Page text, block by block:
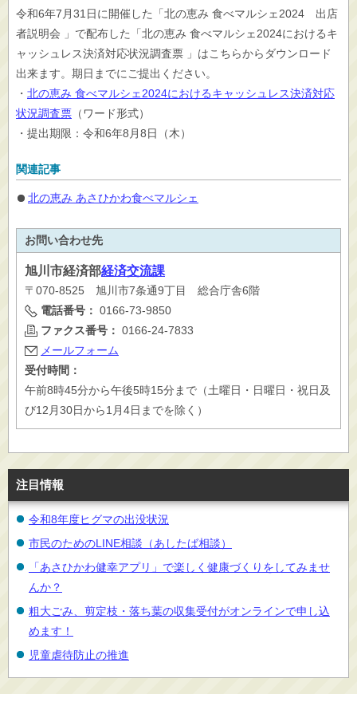
令和6年7月31日に開催した「北の恵み 食べマルシェ2024 出店
者説明会 」で配布した「北の恵み 食べマルシェ2024におけるキ
ャッシュレス決済対応状況調査票 」はこちらからダウンロード
出来ます。期日までにご提出ください。
・ 北の恵み 食べマルシェ2024におけるキャッシュレス決済対応
状況調査票 （ワード形式）
・提出期限：令和6年8月8日（木）
関連記事
北の恵み あさひかわ食べマルシェ
お問い合わせ先
旭川市経済部経済交流課
〒070-8525 旭川市7条通9丁目 総合庁舎6階
電話番号： 0166-73-9850
ファクス番号： 0166-24-7833
メールフォーム
受付時間：
午前8時45分から午後5時15分まで（土曜日・日曜日・祝日及
び12月30日から1月4日までを除く）
注目情報
令和8年度ヒグマの出没状況
市民のためのLINE相談（あしたば相談）
「あさひかわ健幸アプリ」で楽しく健康づくりをしてみませ
んか？
粗大ごみ、剪定枝・落ち葉の収集受付がオンラインで申し込
めます！
児童虐待防止の推進